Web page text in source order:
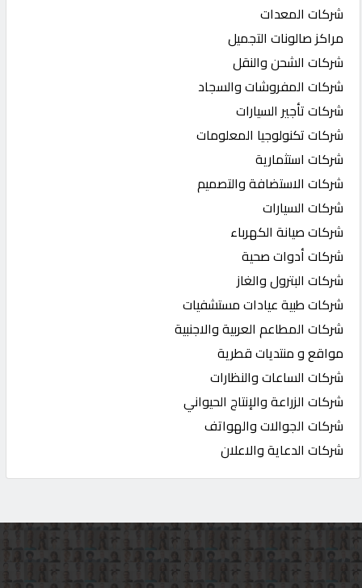
شركات المعدات
مراكز صالونات التجميل
شركات الشحن والنقل
شركات المفروشات والسجاد
شركات تأجير السيارات
شركات تكنولوجيا المعلومات
شركات استثمارية
شركات الاستضافة والتصميم
شركات السيارات
شركات صيانة الكهرباء
شركات أدوات صحية
شركات البترول والغاز
شركات طبية عيادات مستشفيات
شركات المطاعم العربية والاجنبية
مواقع و منتديات قطرية
شركات الساعات والنظارات
شركات الزراعة والإنتاج الحيواني
شركات الجوالات والهواتف
شركات الدعاية والاعلان